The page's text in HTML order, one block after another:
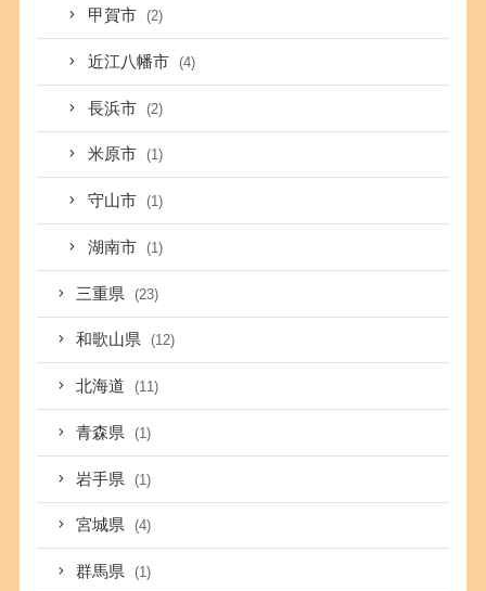
甲賀市 (2)
近江八幡市 (4)
長浜市 (2)
米原市 (1)
守山市 (1)
湖南市 (1)
三重県 (23)
和歌山県 (12)
北海道 (11)
青森県 (1)
岩手県 (1)
宮城県 (4)
群馬県 (1)